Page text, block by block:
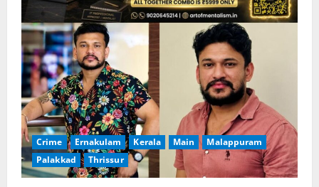
Crime Ernakulam Kerala Main
Malappuram
Palakkad
Thrissur